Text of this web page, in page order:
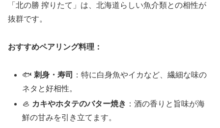
「北の勝 搾りたて」は、北海道らしい魚介類との相性が
抜群です。
おすすめペアリング料理：
🐟刺身・寿司
：特に白身魚やイカなど、繊細な味の
ネタと好相性。
🦪 カキやホタテのバター焼き ：酒の香りと旨味が海
鮮の甘みを引き立てます。